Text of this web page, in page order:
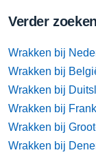
Verder zoeken
Wrakken bij
Wrakken bij
Wrakken bij
Wrakken bij
Wrakken bij
Wrakken bij